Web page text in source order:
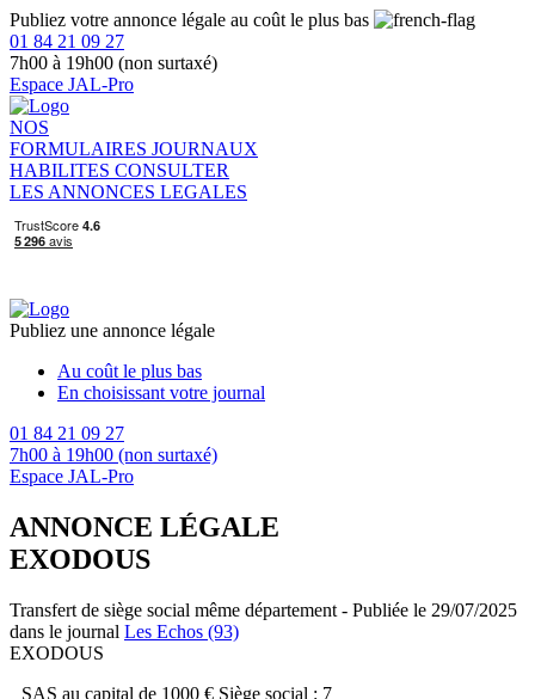
Publiez votre annonce légale au coût le plus bas
01 84 21 09 27
7h00 à 19h00 (non surtaxé)
Espace JAL-Pro
NOS
FORMULAIRES JOURNAUX
HABILITES CONSULTER
LES ANNONCES LEGALES
Publiez une annonce légale
Au coût le plus bas
En choisissant votre journal
01 84 21 09 27
7h00 à 19h00 (non surtaxé)
Espace JAL-Pro
ANNONCE LÉGALE
EXODOUS
Transfert de siège social même département - Publiée le 29/07/2025
dans le journal Les Echos (93)
EXODOUS
SAS au capital de 1000 € Siège social : 7